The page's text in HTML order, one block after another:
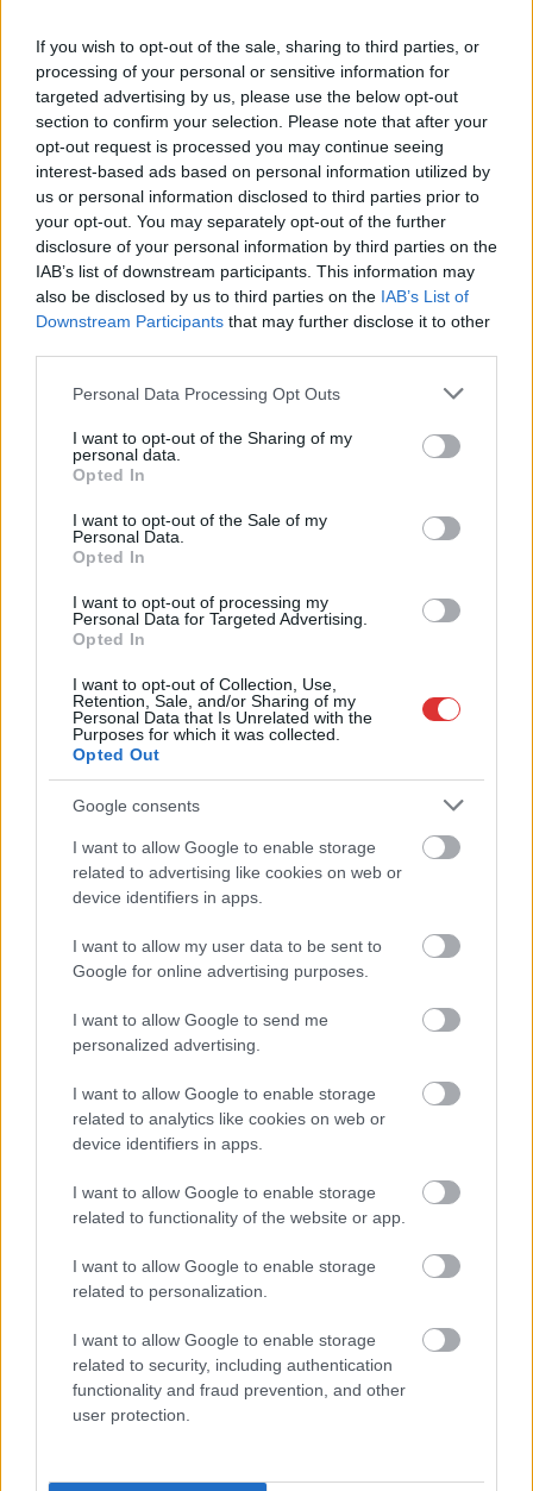
If you wish to opt-out of the sale, sharing to third parties, or
processing of your personal or sensitive information for
targeted advertising by us, please use the below opt-out
section to confirm your selection. Please note that after your
opt-out request is processed you may continue seeing
interest-based ads based on personal information utilized by
us or personal information disclosed to third parties prior to
your opt-out. You may separately opt-out of the further
disclosure of your personal information by third parties on the
IAB’s list of downstream participants. This information may
also be disclosed by us to third parties on the IAB’s List of
Downstream Participants that may further disclose it to other
Please note that this website/app uses one or more Google
not limited to your visit or usage behaviour. You may click to
grant or deny consent to Google and its third-party tags to
use your data for below specified purposes in below Google
consent section.
Personal Data Processing Opt Outs
I want to opt-out of the Sharing of my
personal data.
Opted In
I want to opt-out of the Sale of my
Personal Data.
Opted In
I want to opt-out of processing my
Personal Data for Targeted Advertising.
Opted In
I want to opt-out of Collection, Use,
Retention, Sale, and/or Sharing of my
Personal Data that Is Unrelated with the
Purposes for which it was collected.
Opted Out
Google consents
I want to allow Google to enable storage
related to advertising like cookies on web or
device identifiers in apps.
I want to allow my user data to be sent to
Google for online advertising purposes.
I want to allow Google to send me
personalized advertising.
I want to allow Google to enable storage
related to analytics like cookies on web or
device identifiers in apps.
I want to allow Google to enable storage
related to functionality of the website or app.
I want to allow Google to enable storage
related to personalization.
I want to allow Google to enable storage
related to security, including authentication
functionality and fraud prevention, and other
user protection.
ukrán aranykonvoj
ügyében. Bár a magyar
hatóságok a hazai
bázisú nyomozati
lépések végére értek, a bűncselekmény gyanúját eddig nem
sikerült megerősíteniük. A vizsgálat végleges lezárásához
elengedhetetlen az osztrák partnerszervek hivatalos válasza, a
jogsegélykérelem beérkezéséig azonban a NAV kénytelen volt
pihentetni az ügyet.
TOVÁBB OLVASOM
nyomozás,Orbán Viktor, tek,ukrán
Feszültség és politikai nyomás a Nemzeti Sport
szerkesztőségben
2026.07.08. Fazekas Adrián
hétfőn azonnali
hatállyal felmentették
Györgyöt, a Nemzeti
Sport főszerkesztőjét. A
menesztést az MTVA
közmédia átalakítási folyamataival indokolta. Szöllősi – aki
komoly politikai és üzleti beágyazottsággal bír, korábban
diplomataútlevéllel is utazott a magyar futball nagyköveteként
– sajtóértesülések szerint a Puskás Akadémiánál folytatja
Sport újonnan megbízott főszerkesztője részletesen írt első
jegyzetében.
TOVÁBB OLVASOM
online,
print, somogyi zsolt , sport szöllősi györgy újság váltás
Letartóztatták a megafonos Szakács Istvánt
2026.07.08. Vásárhelyi Gabriella
Szerda hajnalban rövid
bejegyzés jelent meg
megafonos influenszer
közösségi oldalán,
amelyben mindössze
a felesége is megszólalt, aki azt írta, hogy reggel hat órakor